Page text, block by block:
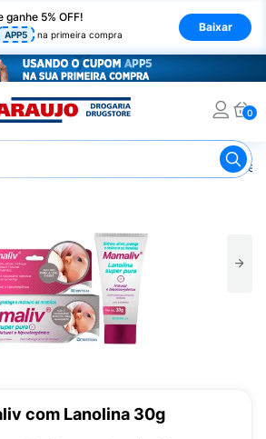
ganhe 5% OFF!
APP5 na primeira compra
Baixar
0
Cremes e
com Lanolina 30g